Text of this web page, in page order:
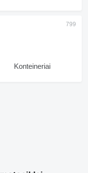
Konteineriai